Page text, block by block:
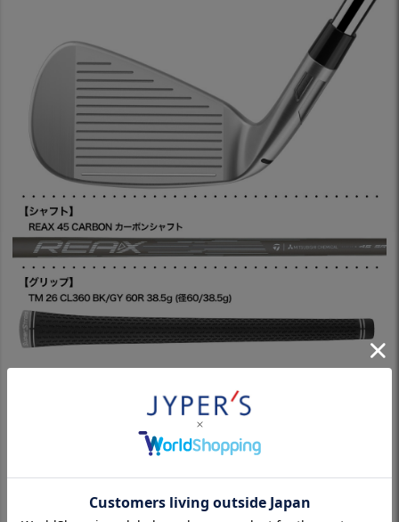
【やさしさに加え高弾道なショットを】
ブレードレングスを長く、ソールを厚つくしたデザインにより構
ロフトも#7は31°と高弾道なショットを実現可能。